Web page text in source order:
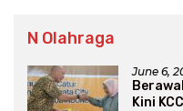
N Olahraga
June 6,
Kini